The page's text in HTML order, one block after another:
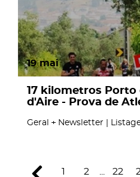
19 mai
17 kilometros Porto
d'Aire - Prova de
Geral Newsletter |
1 2 22